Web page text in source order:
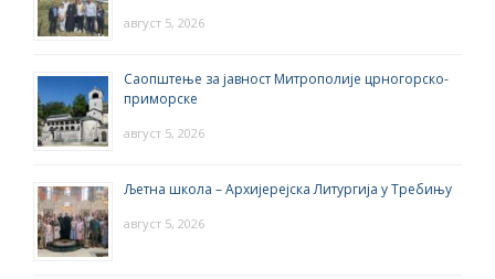
август 5, 2026
Саопштење за јавност Митрополије црногорско-
приморске
август 5, 2026
Љетна школа – Архијерејска Литургија у Требињу
август 5, 2026